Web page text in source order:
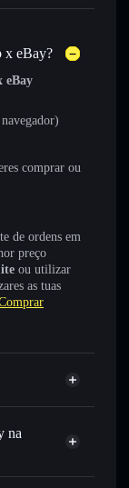
x eBay?
eBay
comprar ou
de ordens em
preço
ou utilizar
as tuas
na